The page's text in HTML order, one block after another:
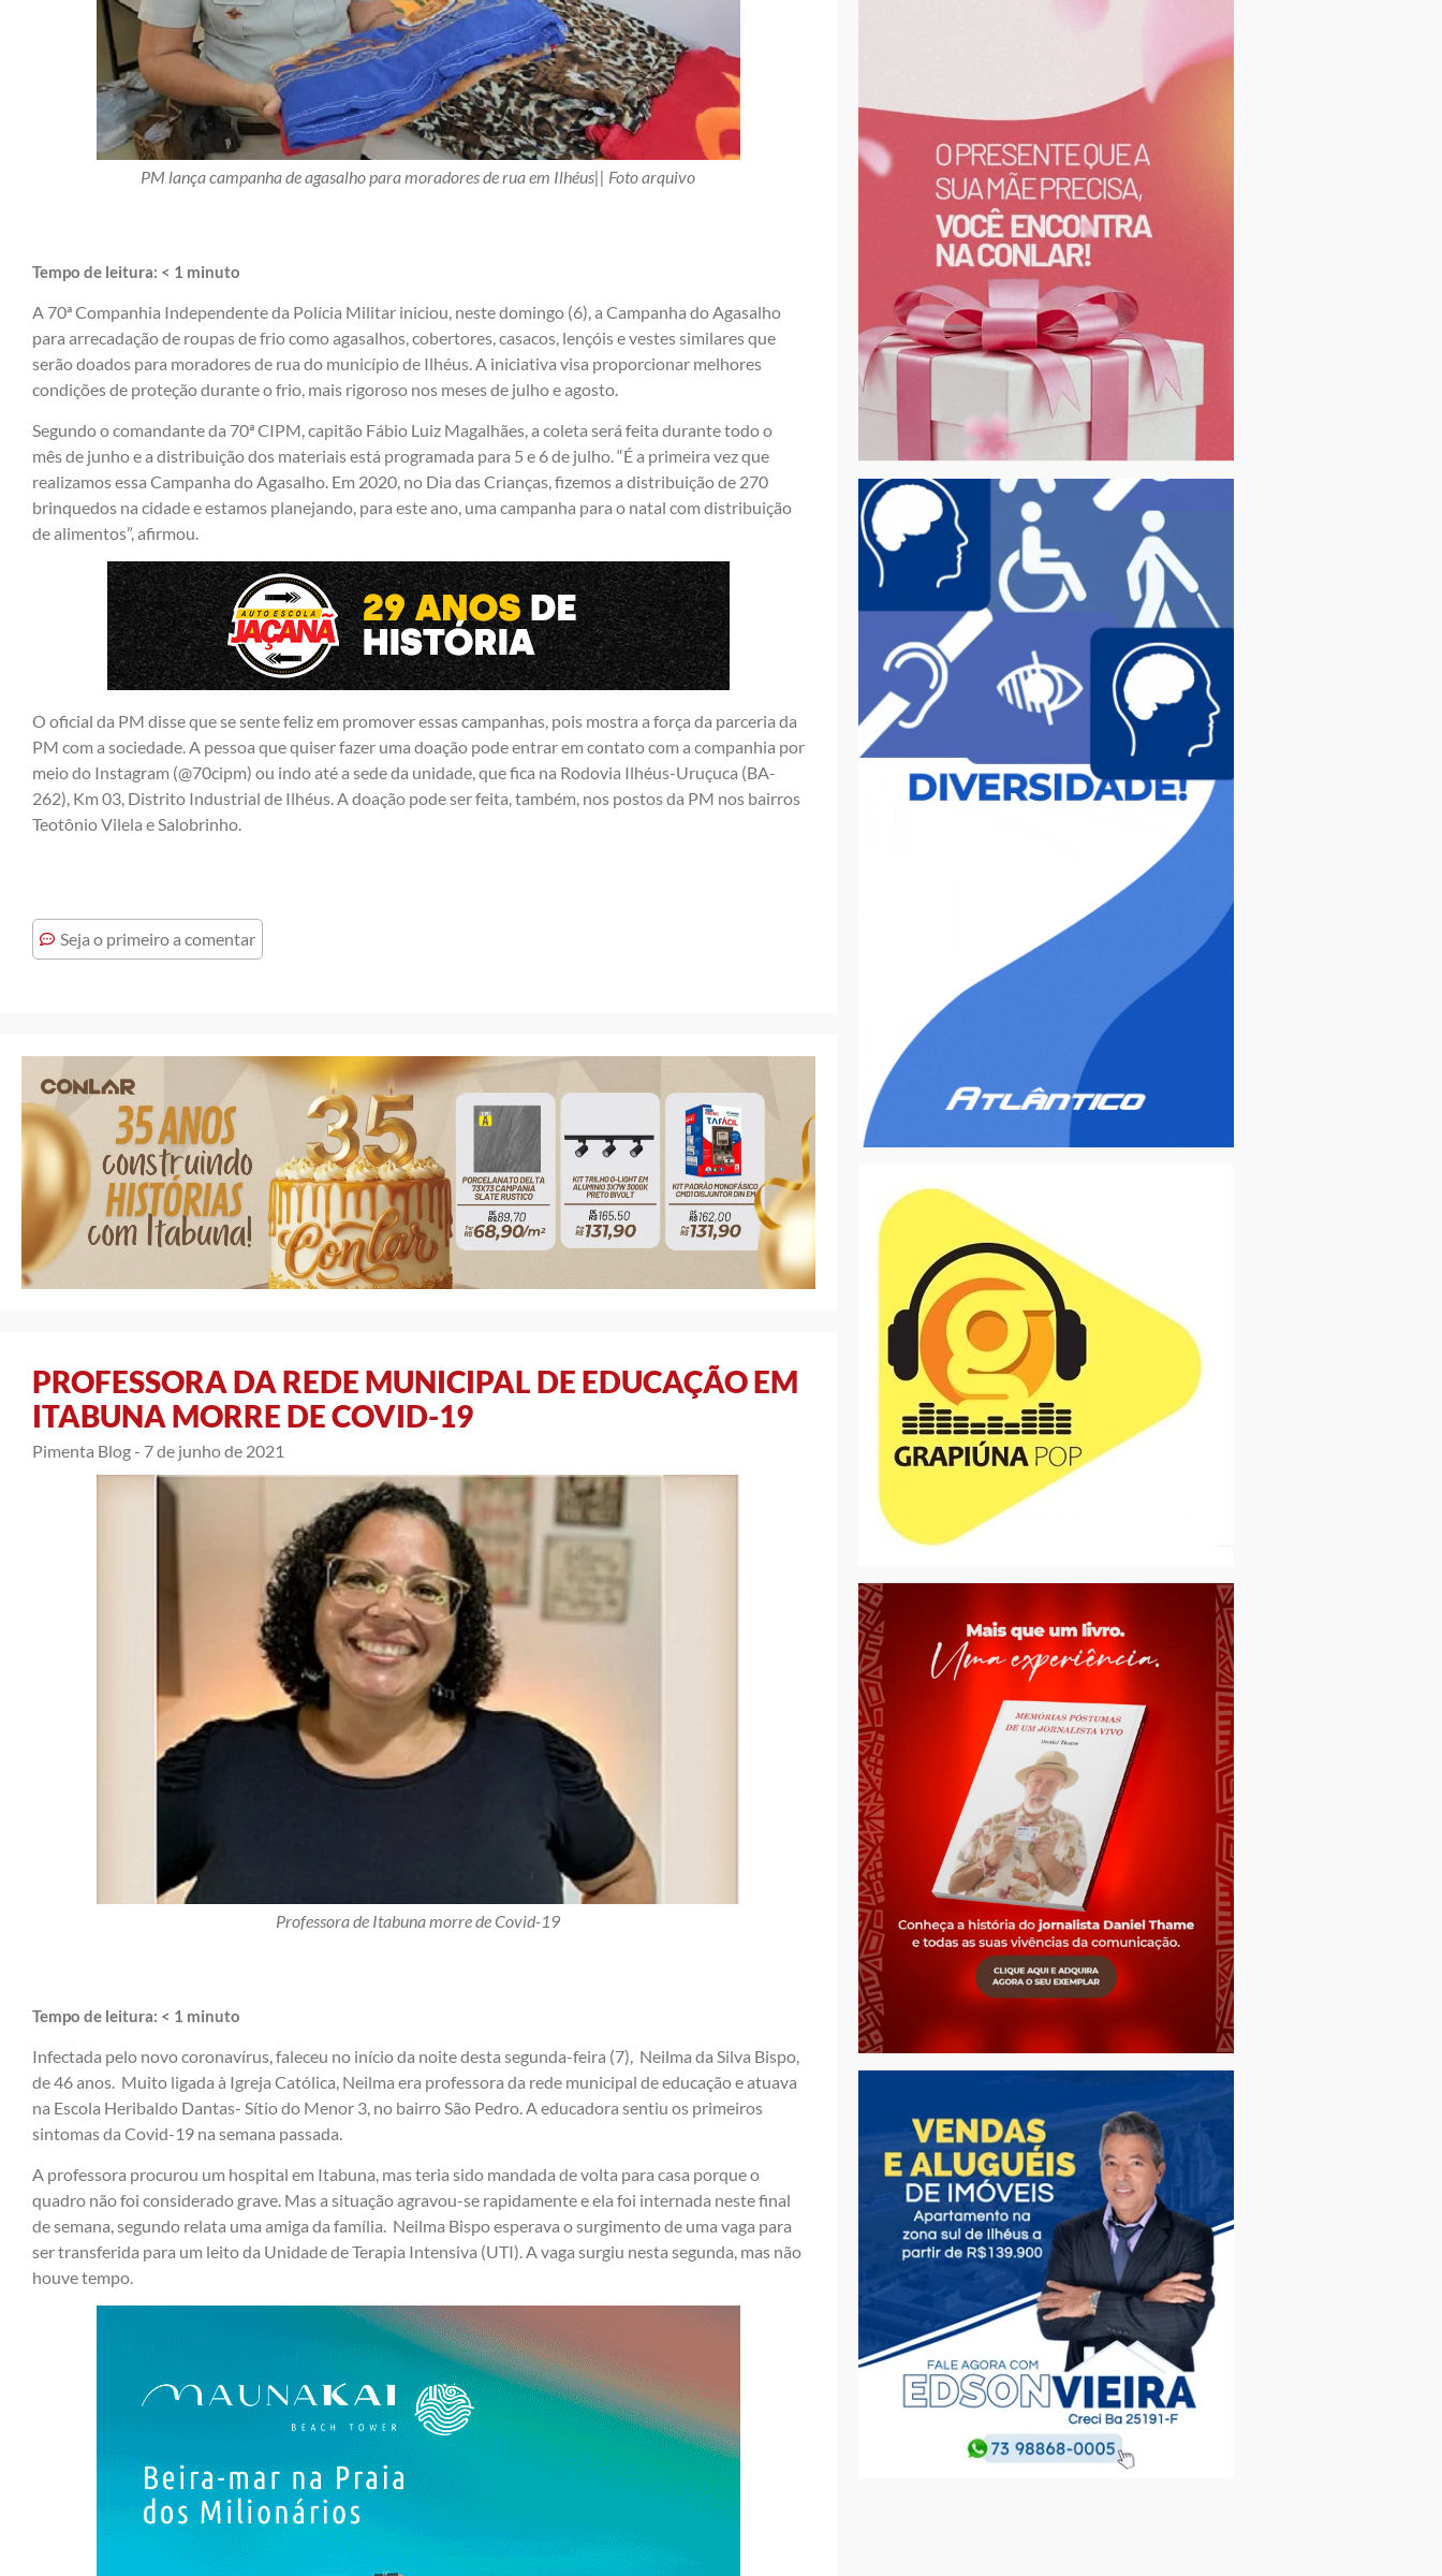
PM lança campanha de agasalho para moradores de rua em Ilhéus|| Foto arquivo
Tempo de leitura: < 1 minuto
A 70ª Companhia Independente da Polícia Militar iniciou, neste domingo (6), a Campanha do Agasalho
para arrecadação de roupas de frio como agasalhos, cobertores, casacos, lençóis e vestes similares que
serão doados para moradores de rua do município de Ilhéus. A iniciativa visa proporcionar melhores
condições de proteção durante o frio, mais rigoroso nos meses de julho e agosto.
Segundo o comandante da 70ª CIPM, capitão Fábio Luiz Magalhães, a coleta será feita durante todo o
mês de junho e a distribuição dos materiais está programada para 5 e 6 de julho. “É a primeira vez que
realizamos essa Campanha do Agasalho. Em 2020, no Dia das Crianças, fizemos a distribuição de 270
brinquedos na cidade e estamos planejando, para este ano, uma campanha para o natal com distribuição
de alimentos”, afirmou.
O oficial da PM disse que se sente feliz em promover essas campanhas, pois mostra a força da parceria da
PM com a sociedade. A pessoa que quiser fazer uma doação pode entrar em contato com a companhia por
meio do Instagram (@70cipm) ou indo até a sede da unidade, que fica na Rodovia Ilhéus-Uruçuca (BA-
262), Km 03, Distrito Industrial de Ilhéus. A doação pode ser feita, também, nos postos da PM nos bairros
Teotônio Vilela e Salobrinho.
Seja o primeiro a comentar
PROFESSORA DA REDE MUNICIPAL DE EDUCAÇÃO EM
ITABUNA MORRE DE COVID-19
Pimenta Blog - 7 de junho de 2021
Professora de Itabuna morre de Covid-19
Tempo de leitura: < 1 minuto
Infectada pelo novo coronavírus, faleceu no início da noite desta segunda-feira (7), Neilma da Silva Bispo,
de 46 anos. Muito ligada à Igreja Católica, Neilma era professora da rede municipal de educação e atuava
na Escola Heribaldo Dantas- Sítio do Menor 3, no bairro São Pedro. A educadora sentiu os primeiros
sintomas da Covid-19 na semana passada.
A professora procurou um hospital em Itabuna, mas teria sido mandada de volta para casa porque o
quadro não foi considerado grave. Mas a situação agravou-se rapidamente e ela foi internada neste final
de semana, segundo relata uma amiga da família. Neilma Bispo esperava o surgimento de uma vaga para
ser transferida para um leito da Unidade de Terapia Intensiva (UTI). A vaga surgiu nesta segunda, mas não
houve tempo.